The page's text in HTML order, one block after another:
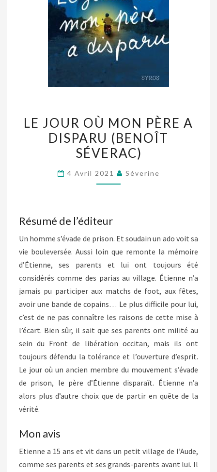
JOUR
OÙ
MON
A
LE JOUR OÙ MON PÈRE A
DISPARU (BENOÎT
SÉVERAC)
4 Avril 2021 Séverine
Résumé de l’éditeur
Un homme s’évade de prison. Et soudain un ado voit sa
vie bouleversée. Aussi loin que remonte la mémoire
d’Étienne, ses parents et lui ont toujours été
considérés comme des parias au village. Étienne n’a
jamais pu participer aux matchs de foot, aux fêtes,
avoir une bande de copains… Le plus difficile pour lui,
c’est de ne pas connaître les raisons de cette mise à
l’écart. Bien sûr, il sait que ses parents ont milité au
sein du Front de libération occitan, mais ils ont
toujours défendu la tolérance et l’ouverture d’esprit.
Le jour où un ancien membre du mouvement s’évade
de prison, le père d’Étienne disparaît. Étienne n’a
alors plus d’autre choix que de partir en quête de la
vérité.
Mon avis
Etienne a 15 ans et vit dans un petit village de l’Aude,
comme ses parents et ses grands-parents avant lui. Il